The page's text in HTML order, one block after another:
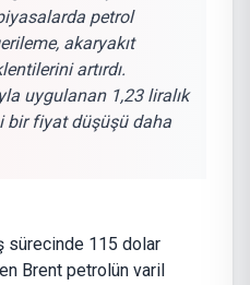
petrol
akaryakıt
artırdı.
uygulanan 1,23 liralık
bir fiyat düşüşü daha
sürecinde 115 dolar
Brent petrolün varil